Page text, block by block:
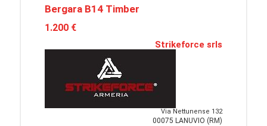
Bergara B14 Timber
1.200 €
Strikeforce srls
Via Nettunense 132
00075 LANUVIO (RM)